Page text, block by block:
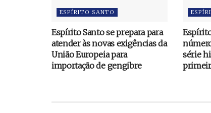
ESPÍRITO SANTO
Espírito Santo se prepara para
atender às novas exigências da
União Europeia para
importação de gengibre
série